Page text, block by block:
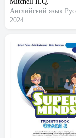
Mitchell H.Q.
Английский язык
2024